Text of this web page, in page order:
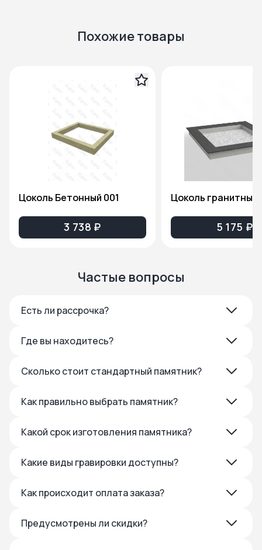
Похожие товары
Цоколь Бетонный 001
3 738 ₽
Цоколь гранитный
5 175 ₽
Частые вопросы
Есть ли рассрочка?
Где вы находитесь?
Сколько стоит стандартный памятник?
Как правильно выбрать памятник?
Какой срок изготовления памятника?
Какие виды гравировки доступны?
Как происходит оплата заказа?
Предусмотрены ли скидки?